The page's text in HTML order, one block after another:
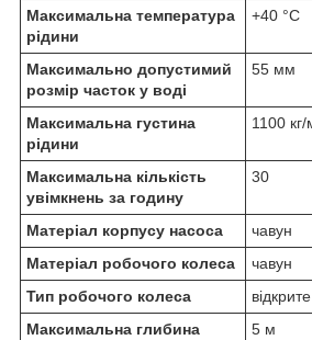
Максимальна температура
рідини
+40 °C
Максимально допустимий
розмір часток у воді
55 мм
Максимальна густина
рідини
1100 кг/
Максимальна кількість
увімкнень за годину
30
Матеріал корпусу насоса
чавун
Матеріал робочого колеса
чавун
Тип робочого колеса
відкрите
Максимальна глибина
5 м